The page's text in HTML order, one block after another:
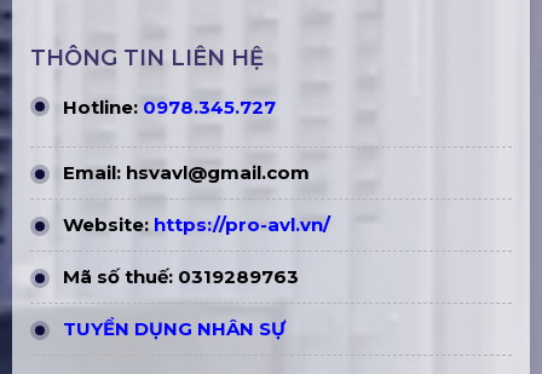
THÔNG TIN LIÊN HỆ
Hotline: 0978.345.727
Email: hsvavl@gmail.com
Website: https://pro-avl.vn/
Mã số thuế: 0319289763
TUYỂN DỤNG NHÂN SỰ